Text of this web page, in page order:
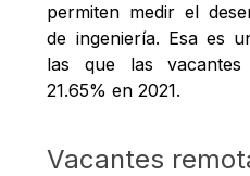
permiten medir el
de ingeniería. Esa es
las que las vacantes
21.65% en 2021.
Vacantes